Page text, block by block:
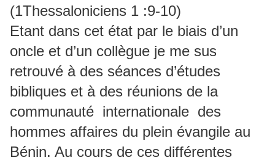
(1Thessaloniciens 1 :9-10)
Etant dans cet état par le biais d’un
oncle et d’un collègue je me sus
retrouvé à des séances d’études
bibliques et à des réunions de la
communauté internationale des
hommes affaires du plein évangile au
Bénin. Au cours de ces différentes